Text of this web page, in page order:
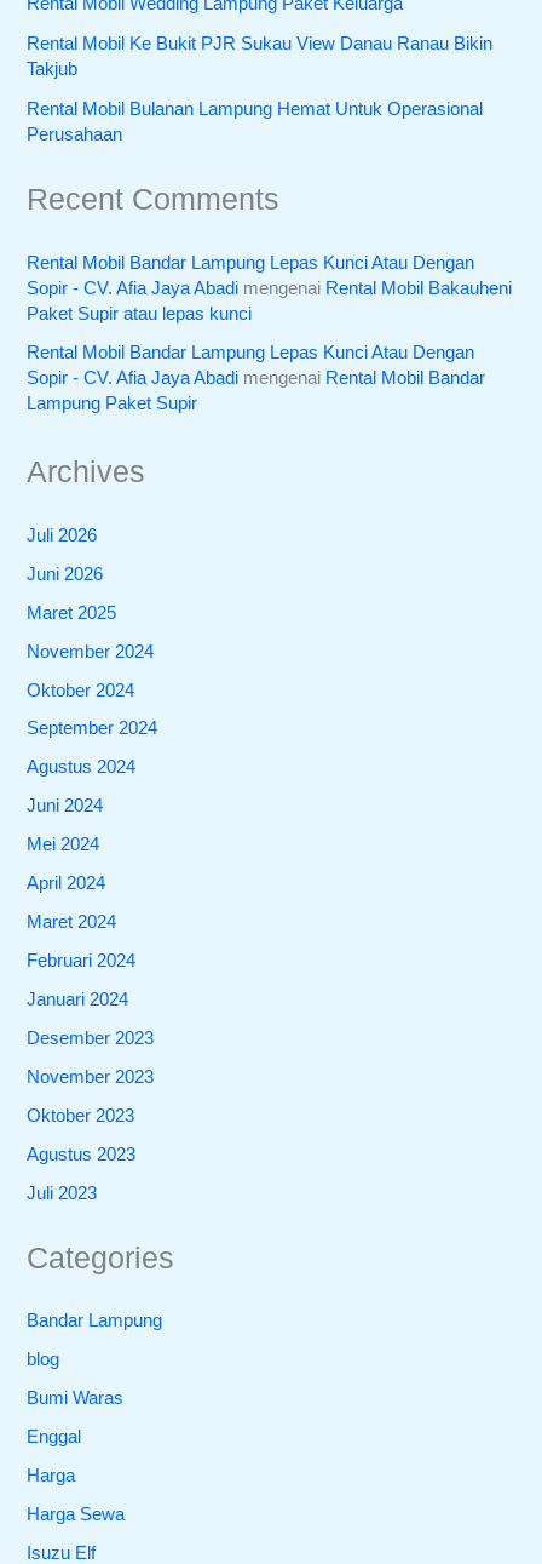
Rental Mobil Ke Bukit PJR Sukau View Danau Ranau Bikin
Takjub
Rental Mobil Bulanan Lampung Hemat Untuk Operasional
Perusahaan
Recent Comments
Rental Mobil Bandar Lampung Lepas Kunci Atau Dengan
Sopir - CV. Afia Jaya Abadi mengenai Rental Mobil Bakauheni
Paket Supir atau lepas kunci
Rental Mobil Bandar Lampung Lepas Kunci Atau Dengan
Sopir - CV. Afia Jaya Abadi mengenai Rental Mobil Bandar
Lampung Paket Supir
Archives
Juli 2026
Juni 2026
Maret 2025
November 2024
Oktober 2024
September 2024
Agustus 2024
Juni 2024
Mei 2024
April 2024
Maret 2024
Februari 2024
Januari 2024
Desember 2023
November 2023
Oktober 2023
Agustus 2023
Juli 2023
Categories
Bandar Lampung
blog
Bumi Waras
Enggal
Harga
Harga Sewa
Isuzu Elf